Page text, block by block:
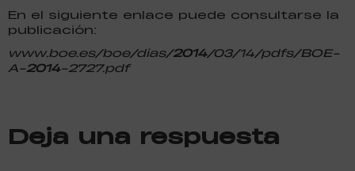
En el siguiente enlace puede consultarse la
publicación:
www.boe.es/boe/dias/2014/03/14/pdfs/BOE-
A-2014-2727.pdf
Deja una respuesta